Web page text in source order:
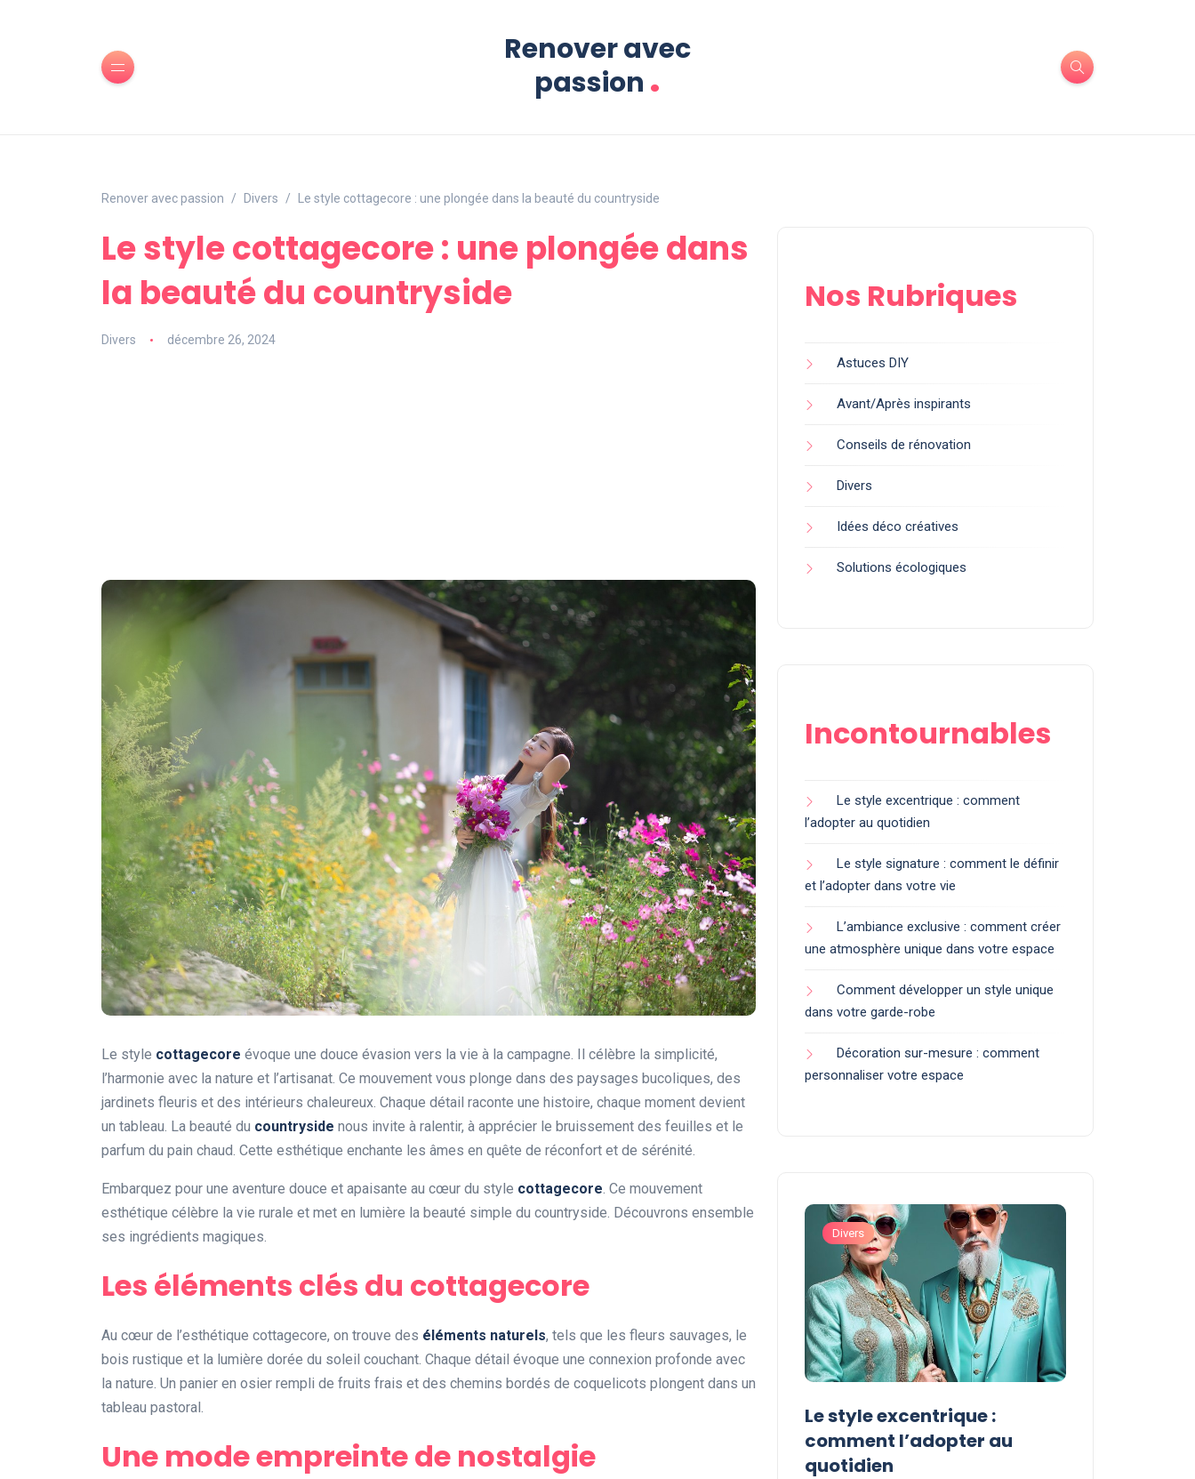
Renover avec
passion .
Renover avec passion Divers Le style cottagecore : une plongée dans la beauté du countryside
Le style cottagecore : une plongée dans
la beauté du countryside
Divers décembre 26, 2024
Le style cottagecore évoque une douce évasion vers la vie à la campagne. Il célèbre la simplicité,
l’harmonie avec la nature et l’artisanat. Ce mouvement vous plonge dans des paysages bucoliques, des
jardinets fleuris et des intérieurs chaleureux. Chaque détail raconte une histoire, chaque moment devient
un tableau. La beauté du countryside nous invite à ralentir, à apprécier le bruissement des feuilles et le
parfum du pain chaud. Cette esthétique enchante les âmes en quête de réconfort et de sérénité.
Embarquez pour une aventure douce et apaisante au cœur du style cottagecore. Ce mouvement
esthétique célèbre la vie rurale et met en lumière la beauté simple du countryside. Découvrons ensemble
ses ingrédients magiques.
Les éléments clés du cottagecore
Au cœur de l’esthétique cottagecore, on trouve des éléments naturels, tels que les fleurs sauvages, le
bois rustique et la lumière dorée du soleil couchant. Chaque détail évoque une connexion profonde avec
la nature. Un panier en osier rempli de fruits frais et des chemins bordés de coquelicots plongent dans un
tableau pastoral.
Une mode empreinte de nostalgie
Nos Rubriques
Astuces DIY
Avant/Après inspirants
Conseils de rénovation
Divers
Idées déco créatives
Solutions écologiques
Incontournables
Le style excentrique : comment
l’adopter au quotidien
Le style signature : comment le définir
et l’adopter dans votre vie
L’ambiance exclusive : comment créer
une atmosphère unique dans votre espace
Comment développer un style unique
dans votre garde-robe
Décoration sur-mesure : comment
personnaliser votre espace
comment créer une
atmosphère unique dans
Divers
Le style excentrique :
comment l’adopter au
quotidien